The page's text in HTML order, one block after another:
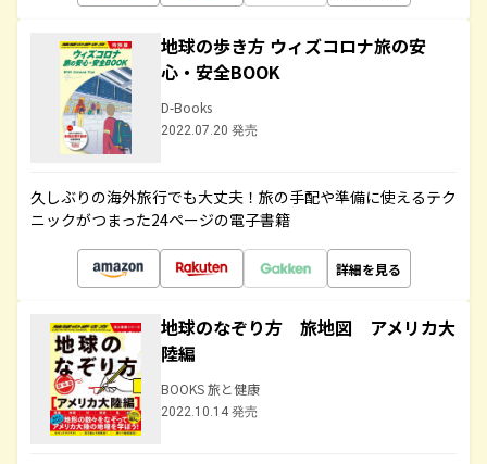
地球の歩き方 ウィズコロナ旅の安
心・安全BOOK
D-Books
2022.07.20 発売
久しぶりの海外旅行でも大丈夫！旅の手配や準備に使えるテク
ニックがつまった24ページの電子書籍
詳細を見る
地球のなぞり方 旅地図 アメリカ大
陸編
BOOKS 旅と健康
2022.10.14 発売